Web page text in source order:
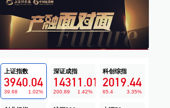
上证指数
3940.04
39.68 1.02%
深证成指
14311.01
200.89 1.42%
科创综指
2019.44
65.4 3.35%